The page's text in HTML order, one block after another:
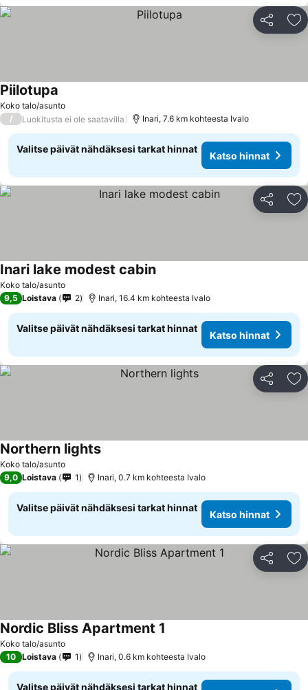
Jaa
Koko talo/asunto
Piilotupa
/ Luokitusta ei ole saatavilla Inari, 7.6 km kohteesta Ivalo
Valitse päivät nähdäksesi tarkat hinnat
Katso hinnat
Jaa
Koko talo/asunto
Inari lake modest cabinKatso hinnat
9,5 Loistava 2 Inari, 16.4 km kohteesta Ivalo
Valitse päivät nähdäksesi tarkat hinnat
Katso hinnat
Jaa
Koko talo/asunto
Northern lightsKatso hinnat
9,0 Loistava 1 Inari, 0.7 km kohteesta Ivalo
Valitse päivät nähdäksesi tarkat hinnat
Katso hinnat
Jaa
Koko talo/asunto
Nordic Bliss Apartment 1
10 Loistava 1 Inari, 0.6 km kohteesta Ivalo
Valitse päivät nähdäksesi tarkat hinnat